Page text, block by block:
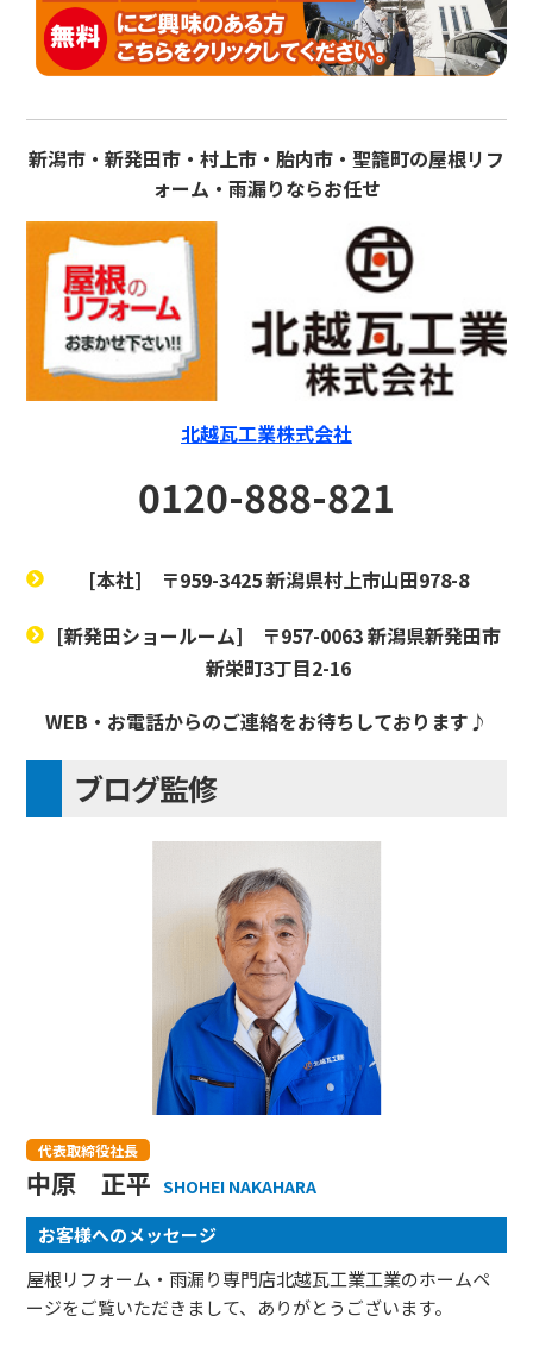
新潟市・新発田市・村上市・胎内市・聖籠町の屋根リフ
ォーム・雨漏りならお任せ
北越瓦工業株式会社
0120-888-821
[本社]
〒959-3425 新潟県村上市山田978-8
[新発田ショールーム]
〒957-0063 新潟県新発田市
新栄町3丁目2-16
WEB・お電話からのご連絡をお待ちしております♪
ブログ監修
代表取締役社長
中原 正平 SHOHEI NAKAHARA
お客様へのメッセージ
屋根リフォーム・雨漏り専門店北越瓦工業工業のホームペ
ージをご覧いただきまして、ありがとうございます。